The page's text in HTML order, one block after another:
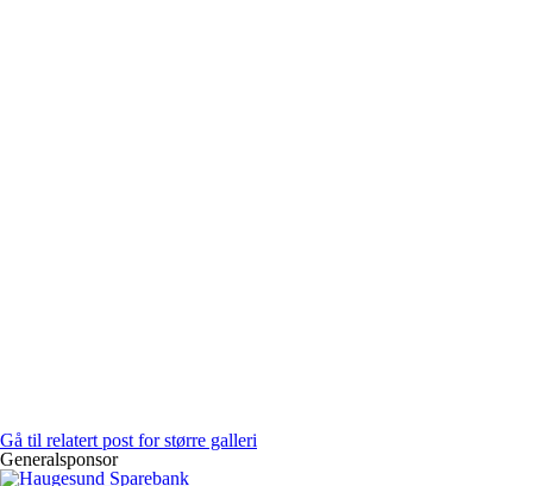
Gå til relatert post for større galleri
Generalsponsor